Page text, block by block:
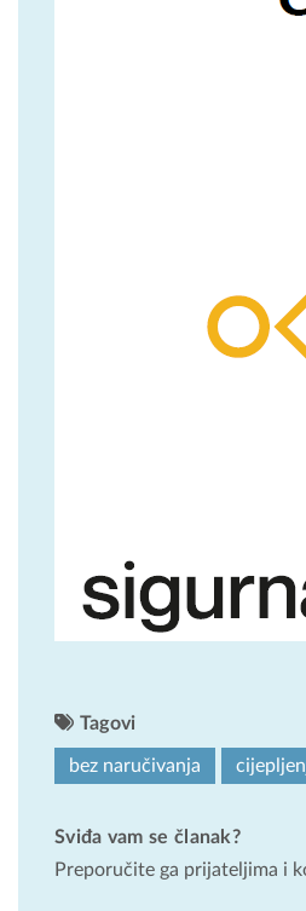
Tagovi
bez naručivanja
Sviđa vam se članak?
Preporučite ga prijateljima i